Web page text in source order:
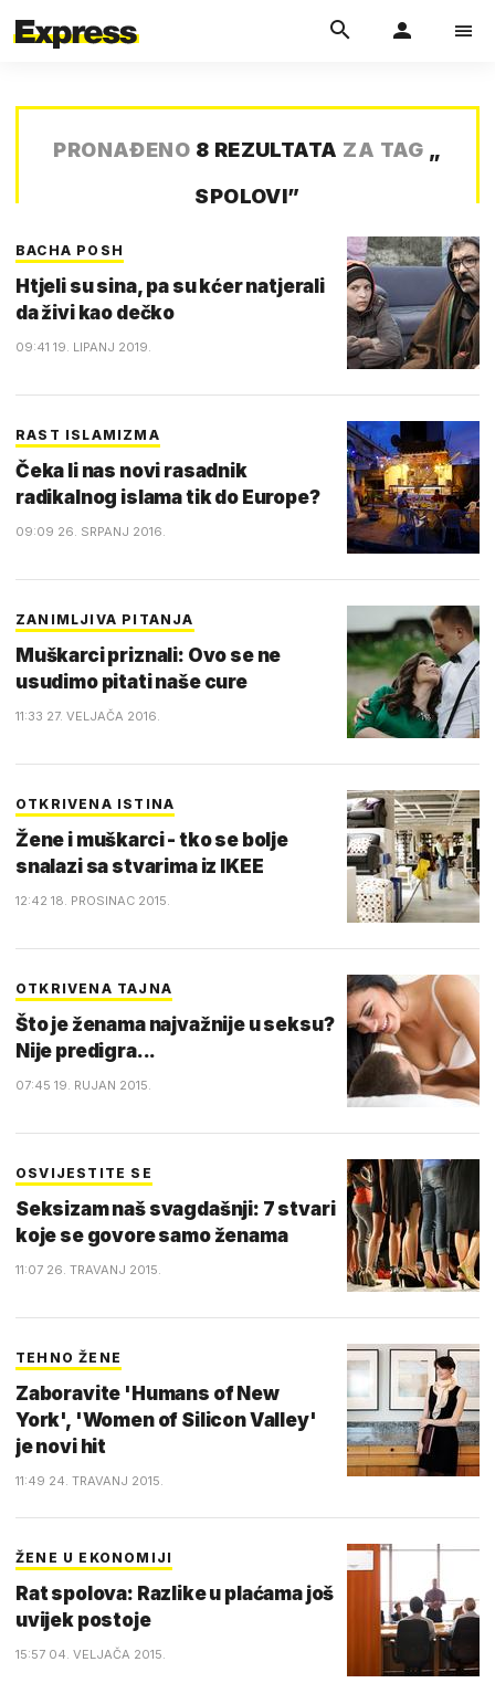
PRONAĐENO 8 REZULTATA ZA TAG „
SPOLOVI”
BACHA POSH
Htjeli su sina, pa su kćer natjerali
da živi kao dečko
09:41 19. LIPANJ 2019.
RAST ISLAMIZMA
Čeka li nas novi rasadnik
radikalnog islama tik do Europe?
09:09 26. SRPANJ 2016.
ZANIMLJIVA PITANJA
Muškarci priznali: Ovo se ne
usudimo pitati naše cure
11:33 27. VELJAČA 2016.
OTKRIVENA ISTINA
Žene i muškarci - tko se bolje
snalazi sa stvarima iz IKEE
12:42 18. PROSINAC 2015.
OTKRIVENA TAJNA
Što je ženama najvažnije u seksu?
Nije predigra...
07:45 19. RUJAN 2015.
OSVIJESTITE SE
Seksizam naš svagdašnji: 7 stvari
koje se govore samo ženama
11:07 26. TRAVANJ 2015.
TEHNO ŽENE
Zaboravite 'Humans of New
York', 'Women of Silicon Valley'
je novi hit
11:49 24. TRAVANJ 2015.
ŽENE U EKONOMIJI
Rat spolova: Razlike u plaćama još
uvijek postoje
15:57 04. VELJAČA 2015.